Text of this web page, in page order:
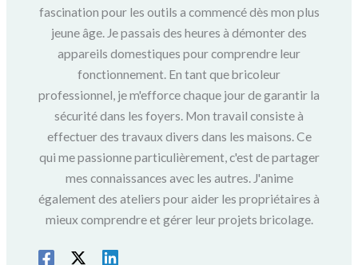
fascination pour les outils a commencé dès mon plus
jeune âge. Je passais des heures à démonter des
appareils domestiques pour comprendre leur
fonctionnement. En tant que bricoleur
professionnel, je m'efforce chaque jour de garantir la
sécurité dans les foyers. Mon travail consiste à
effectuer des travaux divers dans les maisons. Ce
qui me passionne particulièrement, c'est de partager
mes connaissances avec les autres. J'anime
également des ateliers pour aider les propriétaires à
mieux comprendre et gérer leur projets bricolage.